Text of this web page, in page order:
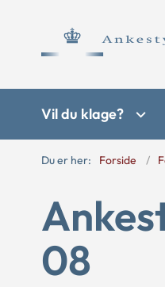
Vil du klage?
Du er her: Forside
08